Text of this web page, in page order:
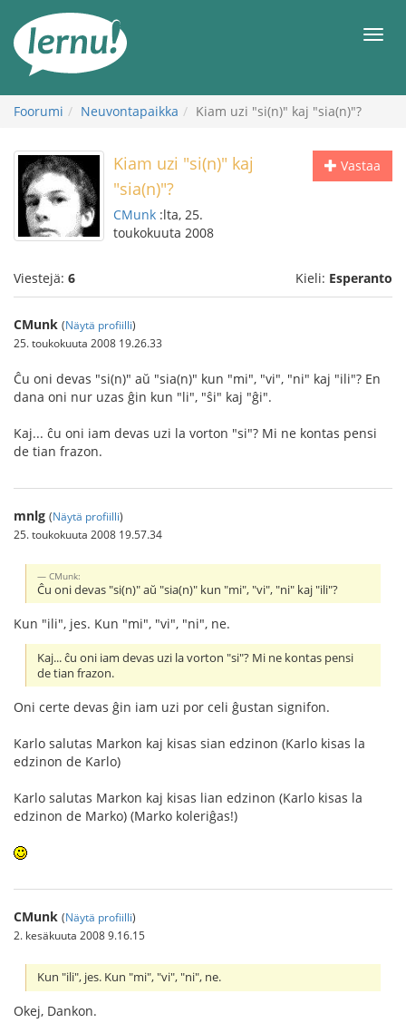
sisältöön
Foorumi Neuvontapaikka Kiam uzi "si(n)" kaj "sia(n)"?
Vastaa
Kiam uzi "si(n)" kaj
"sia(n)"?
CMunk :lta, 25.
toukokuuta 2008
Viestejä: 6 Kieli: Esperanto
CMunk (Näytä profiilli)
25. toukokuuta 2008 19.26.33
Ĉu oni devas "si(n)" aŭ "sia(n)" kun "mi", "vi", "ni" kaj "ili"? En
dana oni nur uzas ĝin kun "li", "ŝi" kaj "ĝi".
Kaj... ĉu oni iam devas uzi la vorton "si"? Mi ne kontas pensi
de tian frazon.
mnlg (Näytä profiilli)
25. toukokuuta 2008 19.57.34
CMunk:
Ĉu oni devas "si(n)" aŭ "sia(n)" kun "mi", "vi", "ni" kaj "ili"?
Kun "ili", jes. Kun "mi", "vi", "ni", ne.
Kaj... ĉu oni iam devas uzi la vorton "si"? Mi ne kontas pensi
de tian frazon.
Oni certe devas ĝin iam uzi por celi ĝustan signifon.
Karlo salutas Markon kaj kisas sian edzinon (Karlo kisas la
edzinon de Karlo)
Karlo salutas Markon kaj kisas lian edzinon (Karlo kisas la
edzinon de Marko) (Marko koleriĝas!)
CMunk (Näytä profiilli)
2. kesäkuuta 2008 9.16.15
Kun "ili", jes. Kun "mi", "vi", "ni", ne.
Okej, Dankon.